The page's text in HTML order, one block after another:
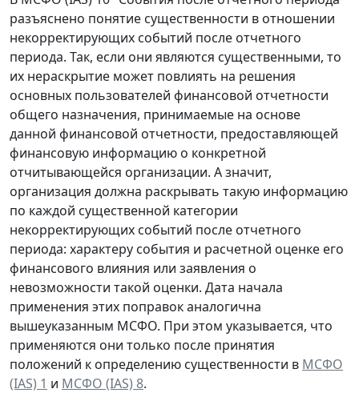
разъяснено понятие существенности в отношении
некорректирующих событий после отчетного
периода. Так, если они являются существенными, то
их нераскрытие может повлиять на решения
основных пользователей финансовой отчетности
общего назначения, принимаемые на основе
данной финансовой отчетности, предоставляющей
финансовую информацию о конкретной
отчитывающейся организации. А значит,
организация должна раскрывать такую информацию
по каждой существенной категории
некорректирующих событий после отчетного
периода: характеру события и расчетной оценке его
финансового влияния или заявления о
невозможности такой оценки. Дата начала
применения этих поправок аналогична
вышеуказанным МСФО. При этом указывается, что
применяются они только после принятия
положений к определению существенности в МСФО
(IAS) 1 и МСФО (IAS) 8.